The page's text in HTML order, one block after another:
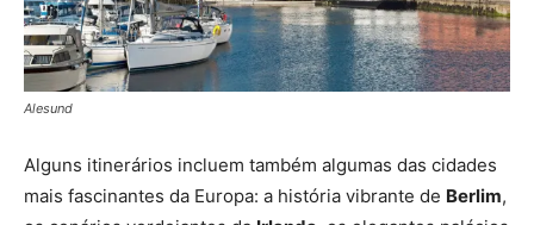
Alesund
Alguns itinerários incluem também algumas das cidades
mais fascinantes da Europa: a história vibrante de Berlim,